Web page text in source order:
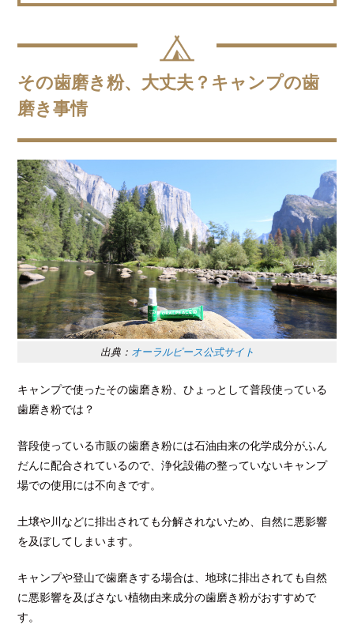
その歯磨き粉、大丈夫？キャンプの歯
磨き事情
出典： オーラルピース公式サイト
キャンプで使ったその歯磨き粉、ひょっとして普段使っている
歯磨き粉では？
普段使っている市販の歯磨き粉には石油由来の化学成分がふん
だんに配合されているので、浄化設備の整っていないキャンプ
場での使用には不向きです。
土壌や川などに排出されても分解されないため、自然に悪影響
を及ぼしてしまいます。
キャンプや登山で歯磨きする場合は、地球に排出されても自然
に悪影響を及ばさない植物由来成分の歯磨き粉がおすすめで
す。